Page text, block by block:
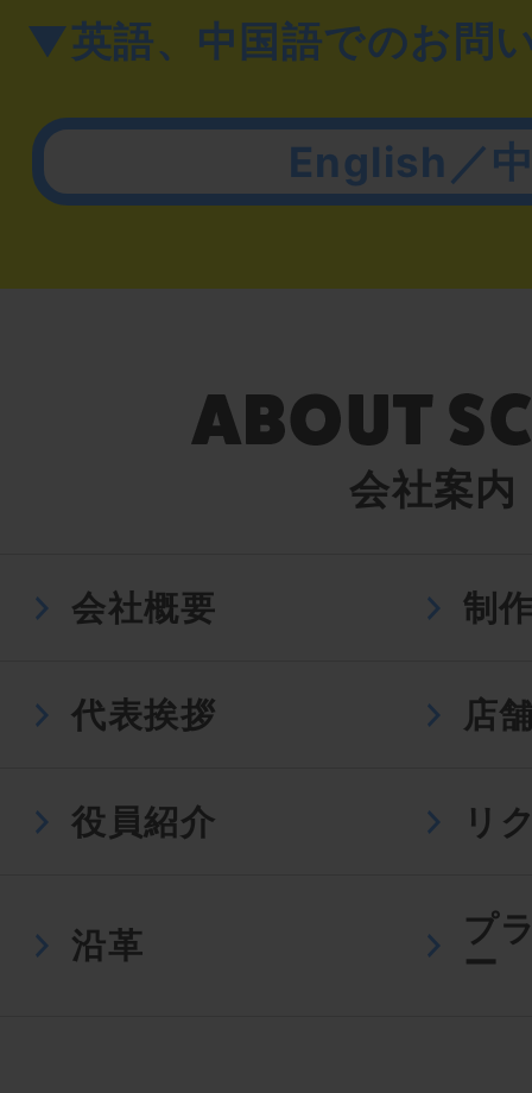
▼英語、中国語でのお問
English／
会社案内
会社概要 制
代表挨拶 店
役員紹介 リ
沿革
プ
ー